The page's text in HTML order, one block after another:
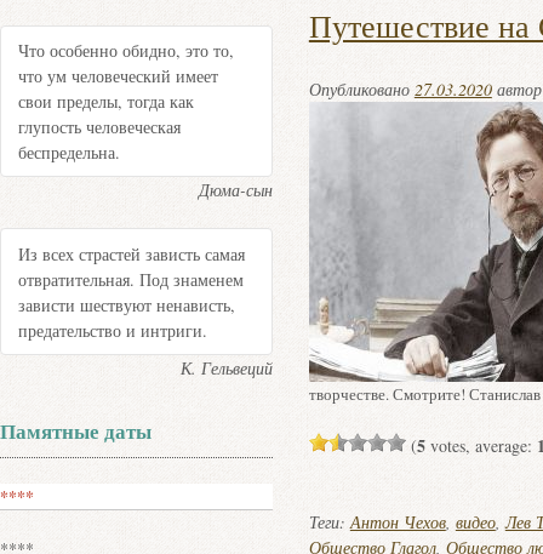
Путешествие на
Опубликовано 27.03.2020
творчестве. Смотрите!
(5votes, average:
Теги:Антон Чехов, видео,Лев
Общество Глагол, Общество
Что особенно обидно, это то,
что ум человеческий имеет
свои пределы, тогда как
глупость человеческая
беспредельна.
Дюма-сын
Из всех страстей зависть самая
отвратительная. Под знаменем
зависти шествуют ненависть,
предательство и интриги.
К. Гельвеций
Памятные даты
****
****